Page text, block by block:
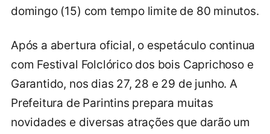
domingo (15) com tempo limite de 80 minutos.
Após a abertura oficial, o espetáculo continua
com Festival Folclórico dos bois Caprichoso e
Garantido, nos dias 27, 28 e 29 de junho. A
Prefeitura de Parintins prepara muitas
novidades e diversas atrações que darão um